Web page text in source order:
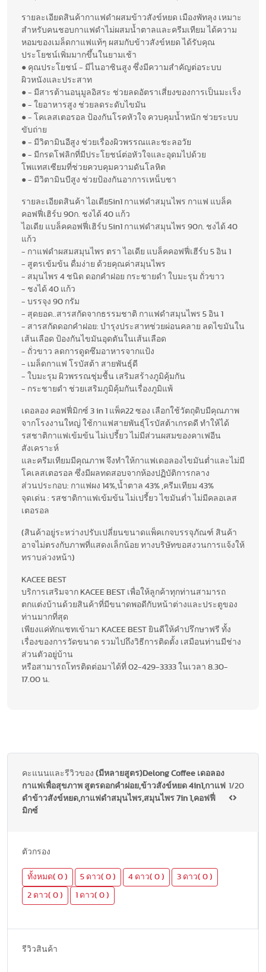
รายละเอียดสินค้ากาแฟดำผสมข้าวสังข์หยด เมืองพัทลุง เหมาะ
สำหรับคนชอบกาแฟดำไม่ผสมน้ำตาลและครีมเทียม ได้ความ
หอมของเมล็ดกาแฟแท้ๆ ผสมกับข้าวสังข์หยด ได้รับคุณ
ประโยชน์เพิ่มมากขึ้นในยามเช้า
● คุณประโยชน์ - มีไนอาซินสูง ซึ่งมีความสำคัญต่อระบบ
ผิวหนังและประสาท
● - มีสารต้านอนุมูลอิสระ ช่วยลดอัตราเสี่ยงของการเป็นมะเร็ง
● - ใยอาหารสูง ช่วยลดระดับไขมัน
● - โคเลสเตอรอล ป้องกันโรคหัวใจ ควบคุมน้ำหนัก ช่วยระบบ
ขับถ่าย
● - มีวิตามินอีสูง ช่วยเรื่องผิวพรรณและชะลอวัย
● - มีกรดโฟลิกที่มีประโยชน์ต่อหัวใจและอุดมไปด้วย
โพแทสเซียมที่ช่วยควบคุมความดันโลหิต
● - มีวิตามินบีสูง ช่วยป้องกันอาการเหน็บชา
รายละเอียดสินค้า ไอเดีย5in1 กาแฟดำสมุนไพร กาแฟ แบล็ค
คอฟฟี่เฮิร์บ 90ก. ชงได้ 40 แก้ว
ไอเดีย แบล็คคอฟฟี่เฮิร์บ 5in1 กาแฟดำสมุนไพร 90ก. ชงได้ 40
แก้ว
- กาแฟดำผสมสมุนไพร ตรา ไอเดีย แบล็คคอฟฟี่เฮีร์บ 5 อิน 1
- สูตรเข้มข้น ดื่มง่าย ด้วยคุณค่าสมุนไพร
- สมุนไพร 4 ชนิด ดอกคำฝอย กระชายดำ ใบมะรุม ถั่วขาว
- ชงได้ 40 แก้ว
- บรรจุง 90 กรัม
- สุดยอด..สารสกัดจากธรรมชาติ กาแฟดำสมุนไพร 5 อิน 1
- สารสกัดดอกคำฝอย: บำรุงประสาทช่วยผ่อนคลาย ลดไขมันใน
เส้นเลือด ป้องกันไขมันอุดตันในเส้นเลือด
- ถั่วขาว ลดการดูดซึมอาหารจากแป้ง
- เมล็ดกาแฟ โรบัสต้า สายพันธุ์ดี
- ใบมะรุม ผิวพรรณชุ่มชื้น เสริมสร้างภูมิคุ้มกัน
- กระชายดำ ช่วยเสริมภูมิคุ้มกันเรื่องภูมิแพ้
เดอลอง คอฟฟี่มิกซ์ 3 in 1 แพ็ค22 ซอง เลือกใช้วัตถุดิบมีคุณภาพ
จากโรงงานใหญ่ ใช้กาแฟสายพันธุ์โรบัสต้าเกรดดี ทำให้ได้
รสชาติกาแฟเข้มข้น ไม่เปรี้ยว ไม่มีส่วนผสมของคาเฟอีน
สังเคราะห์
และครีมเทียมมีคุณภาพ จึงทำให้กาแฟเดอลองไขมันต่ำและไม่มี
โคเลสเตอรอล ซึ่งมีผลทดสอบจากห้องปฏิบัติการกลาง
ส่วนประกอบ: กาแฟผง 14%,น้ำตาล 43% ,ครีมเทียม 43%
จุดเด่น : รสชาติกาแฟเข้มข้น ไม่เปรี้ยว ไขมันต่ำ ไม่มีคลอเลส
เตอรอล
(สินค้าอยู่ระหว่างปรับเปลี่ยนขนาดแพ็คเกจบรรจุภัณฑ์ สินค้า
อาจไม่ตรงกับภาพที่แสดงเล็กน้อย ทางบริษัทขอสงวนการแจ้งให้
ทราบล่วงหน้า)
KACEE BEST
บริการเสริมจาก KACEE BEST เพื่อให้ลูกค้าทุกท่านสามารถ
ตกแต่งบ้านด้วยสินค้าที่มีขนาดพอดีกับหน้าต่างและประตูของ
ท่านมากที่สุด
เพียงแค่ทักแชทเข้ามา KACEE BEST ยินดีให้คำปรึกษาฟรี ทั้ง
เรื่องของการวัดขนาด รวมไปถึงวิธีการติดตั้ง เสมือนท่านมีช่าง
ส่วนตัวอยู่บ้าน
หรือสามารถโทรติดต่อมาได้ที่ 02-429-3333 ในเวลา 8.30-
17.00 น.
คะแนนและรีวิวของ (มีหลายสูตร)Delong Coffee เดอลอง
กาแฟเพื่อสุขภาพ สูตรดอกคำฝอย,ข้าวสังข์หยด 4in1,กาแฟ
ดำข้าวสังข์หยด,กาแฟดำสมุนไพร,สมุนไพร 7in 1,คอฟฟี่
มิกซ์
1/20
ตัวกรอง
ทั้งหมด( 0 ) 5 ดาว( 0 ) 4 ดาว( 0 ) 3 ดาว( 0 )
2 ดาว( 0 ) 1 ดาว( 0 )
รีวิวสินค้า